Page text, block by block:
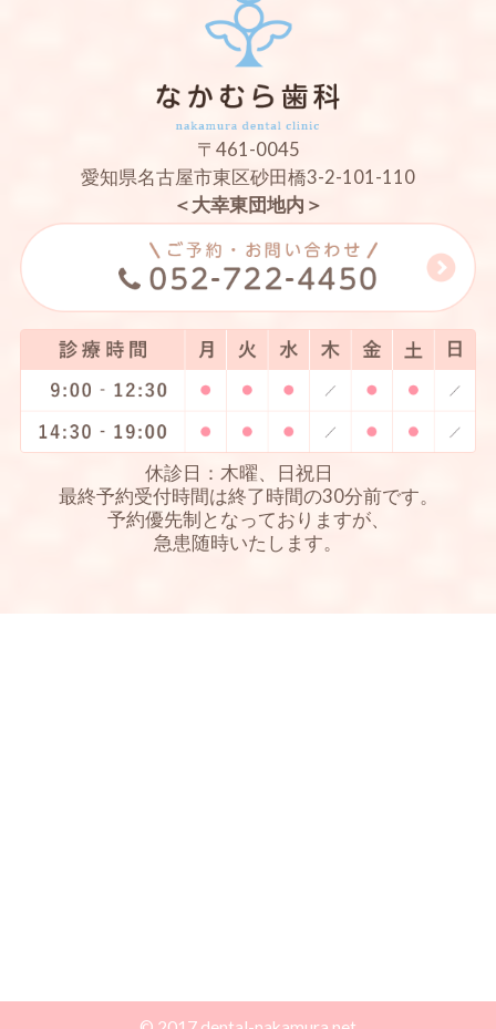
〒461-0045
愛知県名古屋市東区砂田橋3-2-101-110
＜大幸東団地内＞
休診日：木曜、日祝日
最終予約受付時間は終了時間の30分前です。
予約優先制となっておりますが、
急患随時いたします。